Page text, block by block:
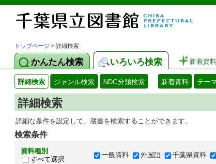
トップページ > 詳細検索
かんたん検索 いろいろ検索 新着資料
詳細検索 ジャンル検索 NDC分類検索 新着資料 テー
詳細検索
詳細な条件を設定して、蔵書を検索することができます。
検索条件
資料種別
すべて選択
一般資料 外国語 千葉県資料